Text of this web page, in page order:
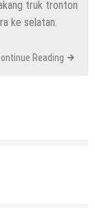
truk tronton
ke selatan.
Reading